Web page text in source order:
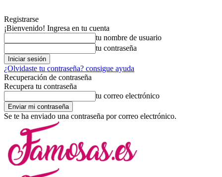
Registrarse
¡Bienvenido! Ingresa en tu cuenta
tu nombre de usuario
tu contraseña
¿Olvidaste tu contraseña? consigue ayuda
Recuperación de contraseña
Recupera tu contraseña
tu correo electrónico
Se te ha enviado una contraseña por correo electrónico.